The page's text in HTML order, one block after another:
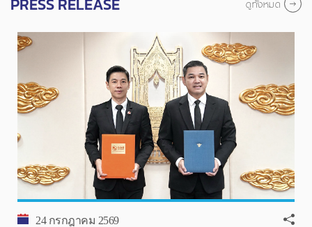
PRESS RELEASE ดูทั้งหมด
24 กรกฎาคม 2569